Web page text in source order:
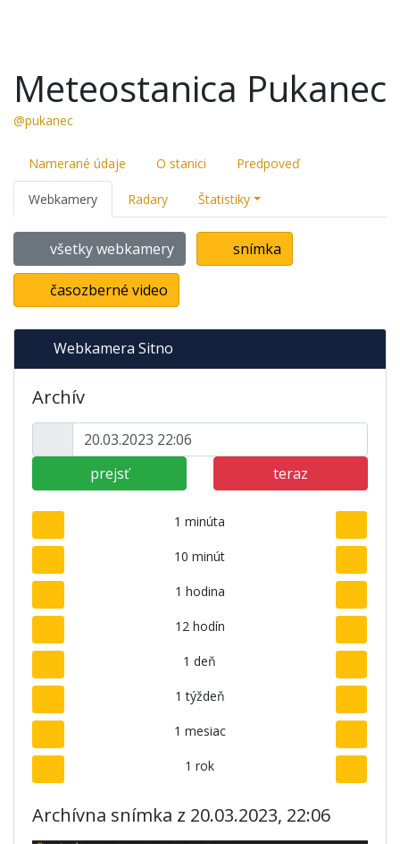
Meteostanica Pukanec
@pukanec
Namerané údaje O stanici Predpoveď
Webkamery Radary Štatistiky
všetky webkamery snímka
časozberné video
Webkamera Sitno
Archív
prejsť teraz
1 minúta
10 minút
1 hodina
12 hodín
1 deň
1 týždeň
1 mesiac
1 rok
Archívna snímka z 20.03.2023, 22:06